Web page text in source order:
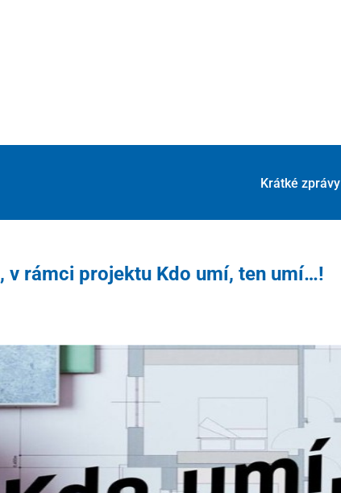
Krátké zprávy
v rámci projektu Kdo umí, ten umí…!